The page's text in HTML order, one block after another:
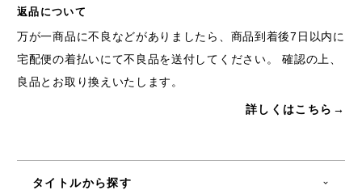
返品について
万が一商品に不良などがありましたら、商品到着後7日以内に
宅配便の着払いにて不良品を送付してください。 確認の上、
良品とお取り換えいたします。
詳しくはこちら→
タイトルから探す